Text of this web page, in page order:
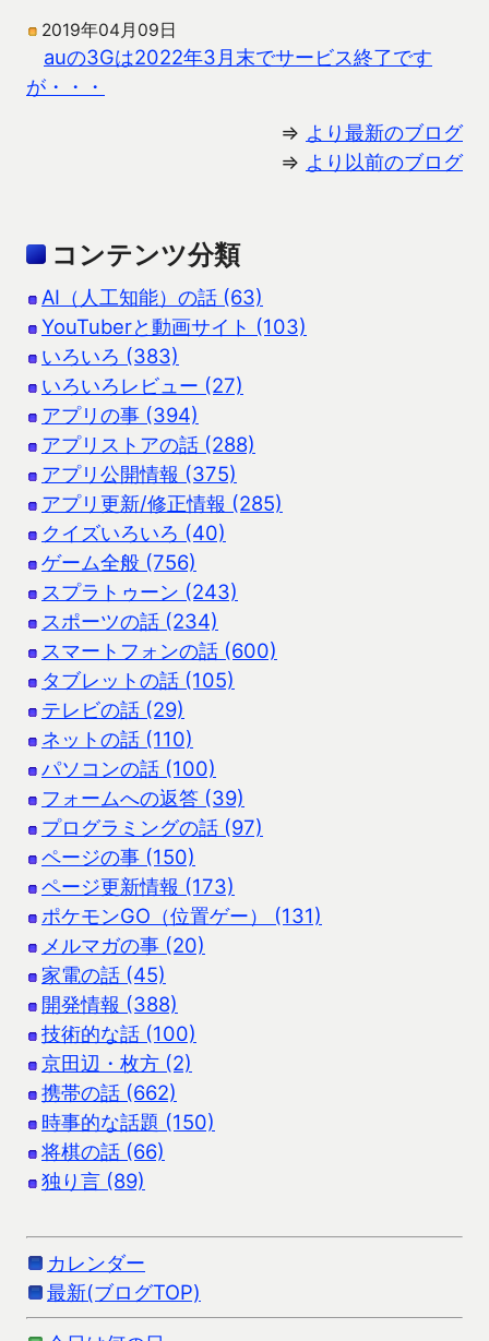
2019年04月09日
auの3Gは2022年3月末でサービス終了です
が・・・
⇒ より最新のブログ
⇒ より以前のブログ
コンテンツ分類
AI（人工知能）の話 (63)
YouTuberと動画サイト (103)
いろいろ (383)
いろいろレビュー (27)
アプリの事 (394)
アプリストアの話 (288)
アプリ公開情報 (375)
アプリ更新/修正情報 (285)
クイズいろいろ (40)
ゲーム全般 (756)
スプラトゥーン (243)
スポーツの話 (234)
スマートフォンの話 (600)
タブレットの話 (105)
テレビの話 (29)
ネットの話 (110)
パソコンの話 (100)
フォームへの返答 (39)
プログラミングの話 (97)
ページの事 (150)
ページ更新情報 (173)
ポケモンGO（位置ゲー） (131)
メルマガの事 (20)
家電の話 (45)
開発情報 (388)
技術的な話 (100)
京田辺・枚方 (2)
携帯の話 (662)
時事的な話題 (150)
将棋の話 (66)
独り言 (89)
カレンダー
最新(ブログTOP)